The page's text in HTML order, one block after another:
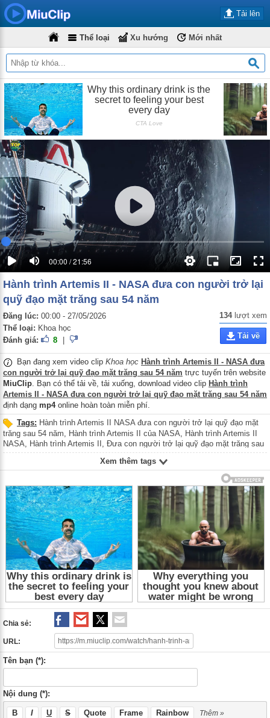
Tải lên
Thể loại Xu hướng Mới nhất
00:00 / 21:56
Hành trình Artemis II - NASA đưa con người trở lại
quỹ đạo mặt trăng sau 54 năm
Đăng lúc: 00:00 - 27/05/2026
Thể loại: Khoa học
Đánh giá:
8
134lượt xem
Tải về
Bạn đang xem video clip Khoa học Hành trình Artemis II - NASA đưa
con người trở lại quỹ đạo mặt trăng sau 54 năm trực tuyến trên website
MiuClip. Bạn có thể tải về, tải xuống, download video clip Hành trình
Artemis II - NASA đưa con người trở lại quỹ đạo mặt trăng sau 54 năm
định dạng mp4online hoàn toàn miễn phí.
Tags: Hành trình Artemis II NASA đưa con người trở lại quỹ đạo mặt
trăng sau 54 năm
Hành trình Artemis II của NASA
Hành trình Artemis II
NASA
Hành trình Artemis II Đưa con người trở lại quỹ đạo mặt trăng sau
54 năm,Artemis II,NASA,Hanh trinh Artemis II NASA dua con nguoi tro lai
quy dao mat trang sau 54 nam,Hanh trinh Artemis II cua NASA
Dua con nguoi tro lai quy dao mat
trang sau 54 nam
Xem thêm tags
Chia sẻ:
URL:
Tên bạn (*):
Nội dung (*):
B I U S Quote Frame Rainbow Thêm »